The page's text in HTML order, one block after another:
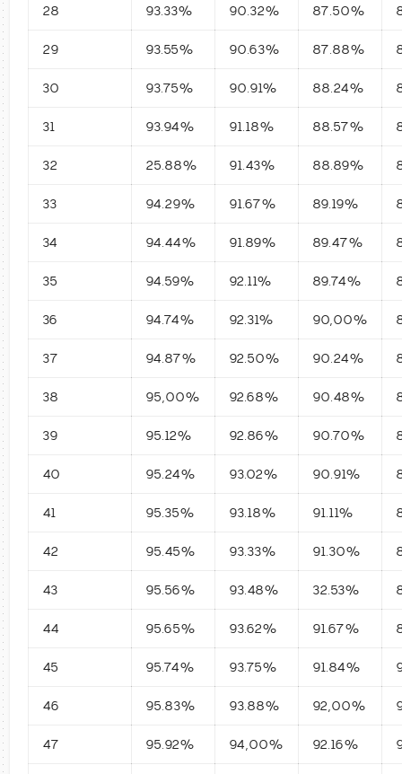
28 93.33% 90.32% 87.50%
29 93.55% 90.63% 87.88%
30 93.75% 90.91% 88.24%
31 93.94% 91.18% 88.57%
32 25.88% 91.43% 88.89%
33 94.29% 91.67% 89.19%
34 94.44% 91.89% 89.47%
35 94.59% 92.11% 89.74%
36 94.74% 92.31% 90,00%
37 94.87% 92.50% 90.24%
38 95,00% 92.68% 90.48%
39 95.12% 92.86% 90.70%
40 95.24% 93.02% 90.91%
41 95.35% 93.18% 91.11%
42 95.45% 93.33% 91.30%
43 95.56% 93.48% 32.53%
44 95.65% 93.62% 91.67%
45 95.74% 93.75% 91.84%
46 95.83% 93.88% 92,00%
47 95.92% 94,00% 92.16%